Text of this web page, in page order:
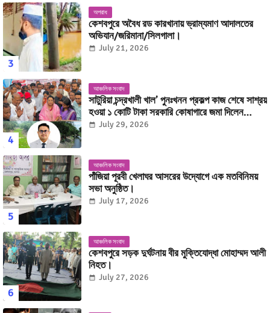
অপরাধ
কেশবপুরে অবৈধ রড কারখানায় ভ্রাম্যমাণ আদালতের
অভিযান/জরিমানা/সিলগালা।
July 21, 2026
আঞ্চলিক সংবাদ
সাটুরিয়া চন্দ্রখালী খাল’ পুনঃখনন প্রকল্প কাজ শেষে সাশ্রয়
হওয়া ১ কোটি টাকা সরকারি কোষাগারে জমা দিলেন
উপজেলা নির্বাহী অফিসার মোহাম্মদ কাজী অনিক ইসলাম।
July 29, 2026
আঞ্চলিক সংবাদ
পাঁজিয়া পূরবী খেলাঘর আসরের উদ্যোগে এক মতবিনিময়
সভা অনুষ্ঠিত।
July 17, 2026
আঞ্চলিক সংবাদ
কেশবপুরে সড়ক দুর্ঘটনায় বীর মুক্তিযোদ্ধা মোহাম্মদ আলী
নিহত।
July 27, 2026